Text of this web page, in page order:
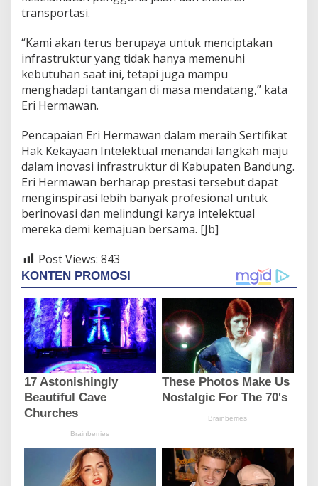
transportasi.
“Kami akan terus berupaya untuk menciptakan
infrastruktur yang tidak hanya memenuhi
kebutuhan saat ini, tetapi juga mampu
menghadapi tantangan di masa mendatang,” kata
Eri Hermawan.
Pencapaian Eri Hermawan dalam meraih Sertifikat
Hak Kekayaan Intelektual menandai langkah maju
dalam inovasi infrastruktur di Kabupaten Bandung.
Eri Hermawan berharap prestasi tersebut dapat
menginspirasi lebih banyak profesional untuk
berinovasi dan melindungi karya intelektual
mereka demi kemajuan bersama. [Jb]
Post Views: 843